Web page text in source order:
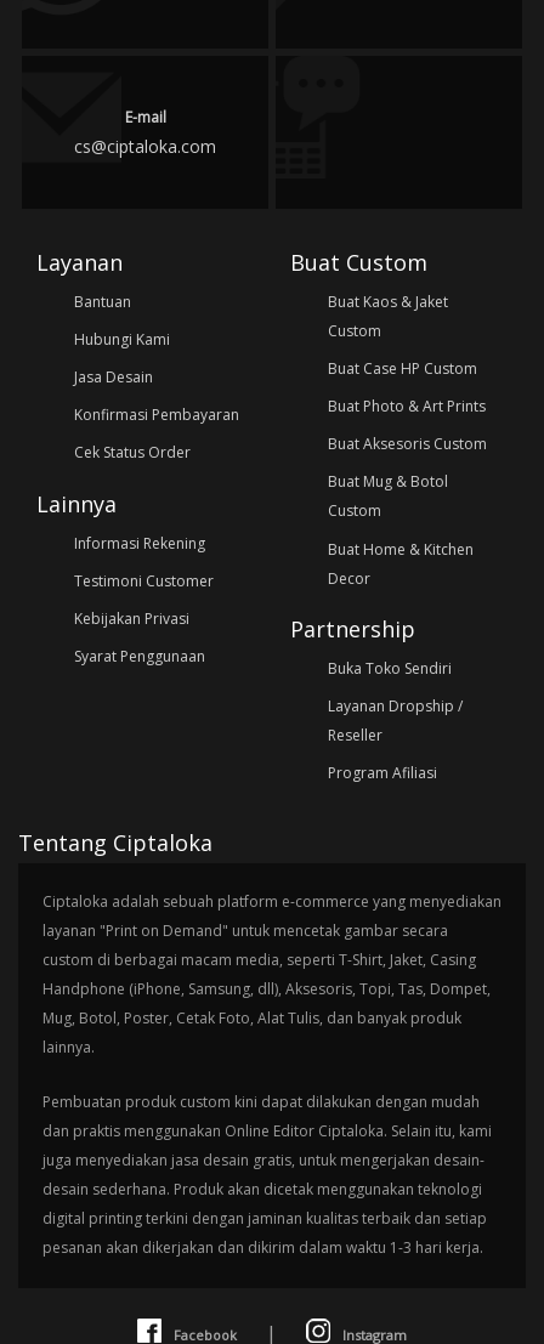
E-mail
cs@ciptaloka.com
Layanan
Bantuan
Hubungi Kami
Jasa Desain
Konfirmasi Pembayaran
Cek Status Order
Lainnya
Informasi Rekening
Testimoni Customer
Kebijakan Privasi
Syarat Penggunaan
Buat Custom
Buat Kaos & Jaket
Custom
Buat Case HP Custom
Buat Photo & Art Prints
Buat Aksesoris Custom
Buat Mug & Botol
Custom
Buat Home & Kitchen
Decor
Partnership
Buka Toko Sendiri
Layanan Dropship /
Reseller
Program Afiliasi
Tentang Ciptaloka
Ciptaloka adalah sebuah platform e-commerce yang menyediakan
layanan "Print on Demand" untuk mencetak gambar secara
custom di berbagai macam media, seperti T-Shirt, Jaket, Casing
Handphone (iPhone, Samsung, dll), Aksesoris, Topi, Tas, Dompet,
Mug, Botol, Poster, Cetak Foto, Alat Tulis, dan banyak produk
lainnya.
Pembuatan produk custom kini dapat dilakukan dengan mudah
dan praktis menggunakan Online Editor Ciptaloka. Selain itu, kami
juga menyediakan jasa desain gratis, untuk mengerjakan desain-
desain sederhana. Produk akan dicetak menggunakan teknologi
digital printing terkini dengan jaminan kualitas terbaik dan setiap
pesanan akan dikerjakan dan dikirim dalam waktu 1-3 hari kerja.
Facebook | Instagram